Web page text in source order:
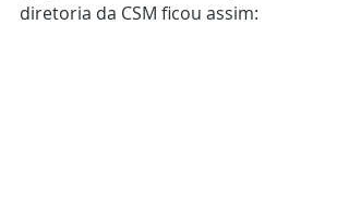
diretoria da CSM ficou assim: